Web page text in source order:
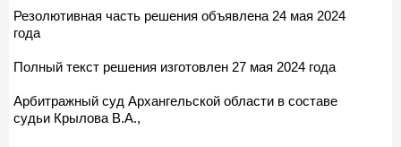
Резолютивная часть решения объявлена 24 мая 2024
года
Полный текст решения изготовлен 27 мая 2024 года
Арбитражный суд Архангельской области в составе
судьи Крылова В.А.,